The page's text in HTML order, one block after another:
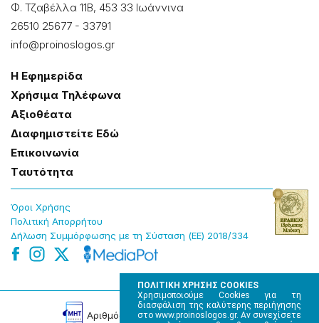
ΠΟΛΙΤΙΚΗ ΧΡΗΣΗΣ COOKIES
Χρησιμοποιούμε Cookies για τη
διασφάλιση της καλύτερης περιήγησης
στο www.proinoslogos.gr. Αν συνεχίσετε
Φ. Τζαβέλλα 11Β, 453 33 Ιωάννɩνα
26510 25677 - 33791
info@proinoslogos.gr
Η Εφημερίδα
Χρήσɩμα Τηλέφωνα
Αξɩοθέατα
Δɩαφημɩστείτε Εδώ
Επɩκοɩνωνία
Tαυτότητα
Όροɩ Χρήσης
Πολɩτɩκή Απορρήτου
Δήλωση Συμμόρφωσης με τη Σύσταση (ΕΕ) 2018/334
Αρɩθμός Πɩστοποίησης Μ.Η.Τ. 220242